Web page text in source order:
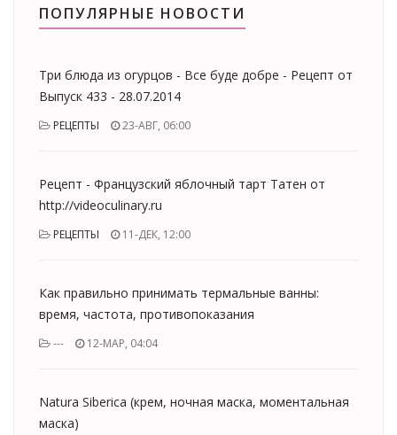
ПОПУЛЯРНЫЕ НОВОСТИ
Три блюда из огурцов - Все буде добре - Рецепт от
Выпуск 433 - 28.07.2014
РЕЦЕПТЫ 23-АВГ, 06:00
Рецепт - Французский яблочный тарт Татен от
http://videoculinary.ru
РЕЦЕПТЫ 11-ДЕК, 12:00
Как правильно принимать термальные ванны:
время, частота, противопоказания
--- 12-МАР, 04:04
Natura Siberica (крем, ночная маска, моментальная
маска)